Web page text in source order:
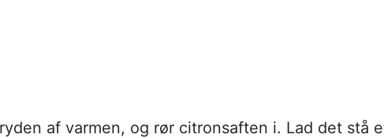
af varmen, og rør citronsaften i. Lad det stå